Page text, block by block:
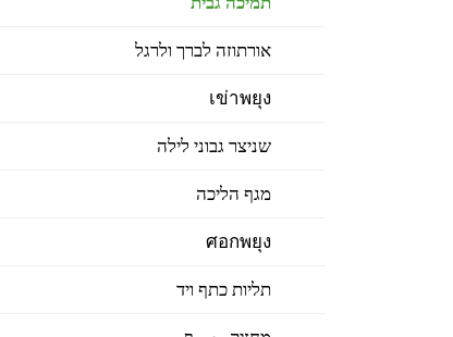
אורתוזה לברך ולרגל
เข่าพยุง
שניצר גבוני לילה
מגף הליכה
ศอกพยุง
תליות כתף ויד